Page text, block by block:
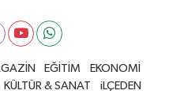
EĞİTİM
EKONOMİ
KÜLTÜR & SANAT iLÇEDEN